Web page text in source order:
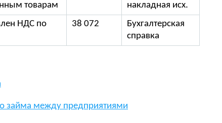
товарам
накладная исх.
НДС по
38 072
Бухгалтерская
справка
займа между предприятиями